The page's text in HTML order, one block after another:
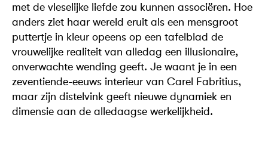
met de vleselijke liefde zou kunnen associëren. Hoe
anders ziet haar wereld eruit als een mensgroot
puttertje in kleur opeens op een tafelblad de
vrouwelijke realiteit van alledag een illusionaire,
onverwachte wending geeft. Je waant je in een
zeventiende-eeuws interieur van Carel Fabritius,
maar zijn distelvink geeft nieuwe dynamiek en
dimensie aan de alledaagse werkelijkheid.